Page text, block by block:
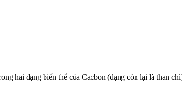
hai dạng biến thể của Cacbon (dạng còn lại là than